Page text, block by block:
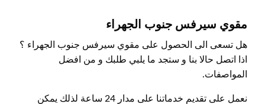
مقوي سيرفس جنوب الجهراء
هل تسعى الى الحصول على مقوي سيرفس جنوب الجهراء ؟
اذا اتصل حالا بنا و ستجد ما يلبي طلبك و من افضل
المواصفات.
نعمل على تقديم خدماتنا على مدار 24 ساعة لذلك يمكن